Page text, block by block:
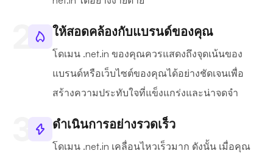
ให้สอดคล้องกับแบรนด์ของคุณ
โดเมน .net.in ของคุณควรแสดงถึงจุดเน้นของ
แบรนด์หรือเว็บไซต์ของคุณได้อย่างชัดเจนเพื่อ
สร้างความประทับใจที่แข็งแกร่งและน่าจดจำ
ดำเนินการอย่างรวดเร็ว
โดเมน .net.in เคลื่อนไหวเร็วมาก ดังนั้น เมื่อคุณ